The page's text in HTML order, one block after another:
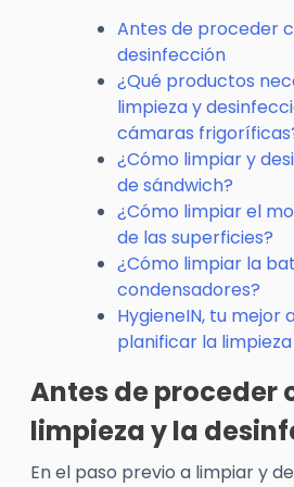
Antes de proceder
desinfección
¿Qué productos
limpieza y
cámaras
¿Cómo limpiar y
de sándwich?
¿Cómo limpiar el
de las superficies?
¿Cómo limpiar la
condensadores?
HygieneIN, tu mejor
planificar la limpieza
Antes de proceder
limpieza y la
En el paso previo a limpiar y